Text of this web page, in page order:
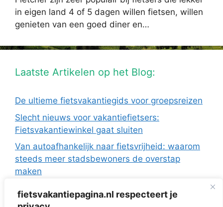
fietsvakantiepagina.nl respecteert je
in eigen land 4 of 5 dagen willen fietsen, willen
genieten van een goed diner en…
Laatste Artikelen op het Blog:
De ultieme fietsvakantiegids voor groepsreizen
Slecht nieuws voor vakantiefietsers:
Fietsvakantiewinkel gaat sluiten
Van autoafhankelijk naar fietsvrijheid: waarom
steeds meer stadsbewoners de overstap
maken
Fietsen in Frankrijk: drie regio’s die ideaal zijn